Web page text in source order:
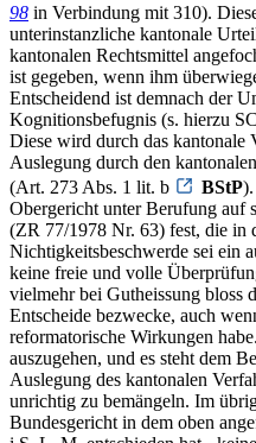
98 in Verbindung mit 310).
unterinstanzliche kantonale
kantonalen Rechtsmittel
ist gegeben, wenn ihm
Entscheidend ist demnach der
Kognitionsbefugnis (s. hierzu
Diese wird durch das kantonale
Auslegung durch den
(Art. 273 Abs. 1 lit. b
BStP
Obergericht unter Berufung auf
(ZR 77/1978 Nr. 63) fest, die in
Nichtigkeitsbeschwerde sei ein
keine freie und volle
vielmehr bei Gutheissung bloss
Entscheide bezwecke, auch
reformatorische Wirkungen
auszugehen, und es steht dem
Auslegung des kantonalen
unrichtig zu bemängeln. Im
Bundesgericht in dem oben